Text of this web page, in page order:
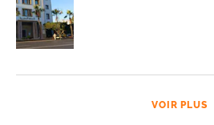
VOIR PLUS